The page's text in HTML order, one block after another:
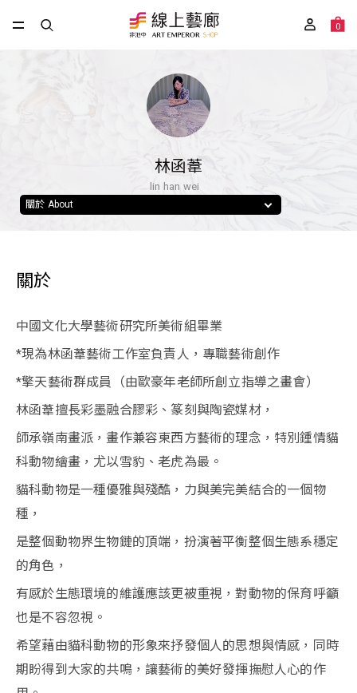
0
林函葦
lin han wei
關於 About
關於
中國文化大學藝術研究所美術組畢業
*現為林函葦藝術工作室負責人，專職藝術創作
*擎天藝術群成員（由歐豪年老師所創立指導之畫會）
林函葦擅長彩墨融合膠彩、篆刻與陶瓷媒材，
師承嶺南畫派，畫作兼容東西方藝術的理念，特別鍾情貓
科動物繪畫，尤以雪豹、老虎為最。
貓科動物是一種優雅與殘酷，力與美完美結合的一個物
種，
是整個動物界生物鏈的頂端，扮演著平衡整個生態系穩定
的角色，
有感於生態環境的維護應該更被重視，對動物的保育呼籲
也是不容忽視。
希望藉由貓科動物的形象來抒發個人的思想與情感，同時
期盼得到大家的共鳴，讓藝術的美好發揮撫慰人心的作